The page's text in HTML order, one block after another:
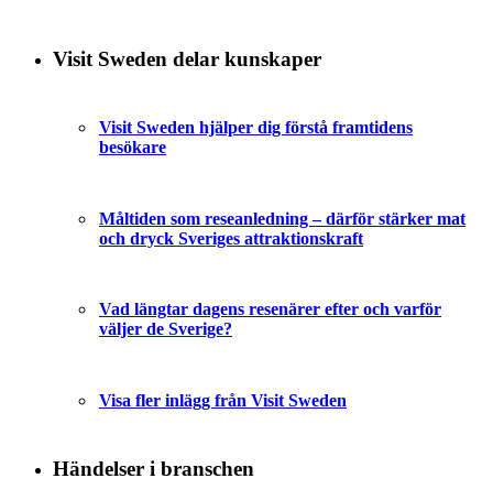
Visit Sweden delar kunskaper
Visit Sweden hjälper dig förstå framtidens
besökare
Måltiden som reseanledning – därför stärker mat
och dryck Sveriges attraktionskraft
Vad längtar dagens resenärer efter och varför
väljer de Sverige?
Visa fler inlägg från Visit Sweden
Händelser i branschen